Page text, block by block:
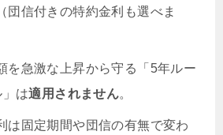
団信付きの特約金利も選べま
を急激な上昇から守る「5年ルー
」は適用されません。
は固定期間や団信の有無で変わ